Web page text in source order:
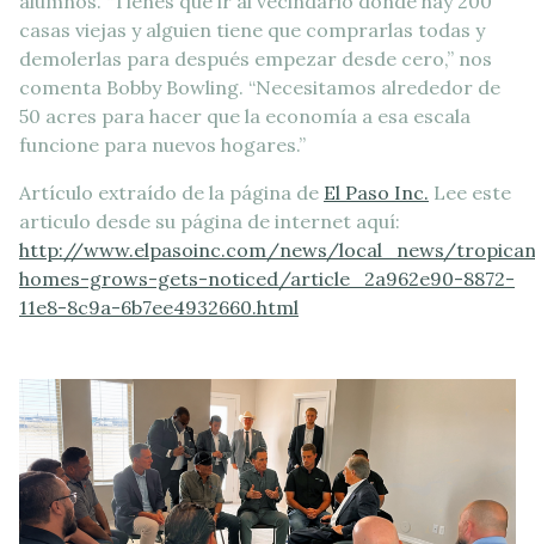
casas viejas y alguien tiene que comprarlas todas y
demolerlas para después empezar desde cero,” nos
comenta Bobby Bowling. “Necesitamos alrededor de
50 acres para hacer que la economía a esa escala
funcione para nuevos hogares.”
Artículo extraído de la página de El Paso Inc. Lee este
articulo desde su página de internet aquí:
http://www.elpasoinc.com/news/local_news/
homes-grows-gets-noticed/article_2a962e90-8872-
11e8-8c9a-6b7ee4932660.html